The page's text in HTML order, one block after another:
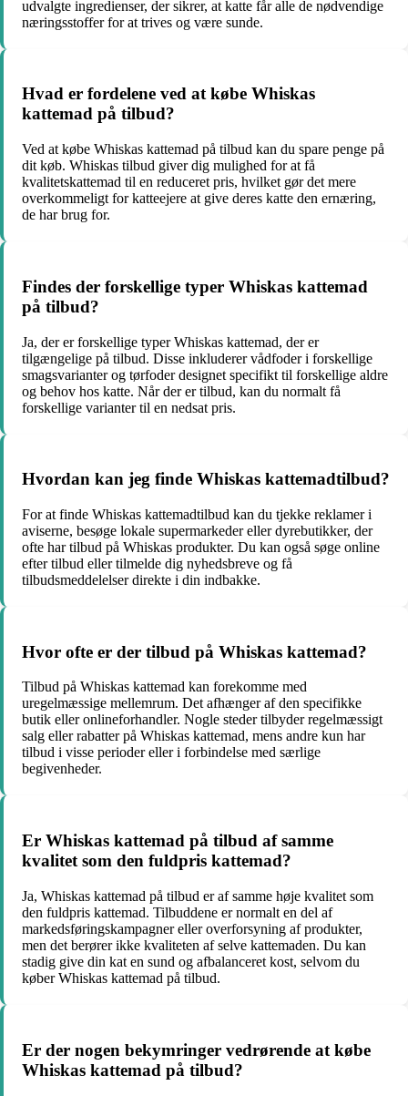
udvalgte ingredienser, der sikrer, at katte får alle de nødvendige
næringsstoffer for at trives og være sunde.
Hvad er fordelene ved at købe Whiskas
kattemad på tilbud?
Ved at købe Whiskas kattemad på tilbud kan du spare penge på
dit køb. Whiskas tilbud giver dig mulighed for at få
kvalitetskattemad til en reduceret pris, hvilket gør det mere
overkommeligt for katteejere at give deres katte den ernæring,
de har brug for.
Findes der forskellige typer Whiskas kattemad
på tilbud?
Ja, der er forskellige typer Whiskas kattemad, der er
tilgængelige på tilbud. Disse inkluderer vådfoder i forskellige
smagsvarianter og tørfoder designet specifikt til forskellige aldre
og behov hos katte. Når der er tilbud, kan du normalt få
forskellige varianter til en nedsat pris.
Hvordan kan jeg finde Whiskas kattemadtilbud?
For at finde Whiskas kattemadtilbud kan du tjekke reklamer i
aviserne, besøge lokale supermarkeder eller dyrebutikker, der
ofte har tilbud på Whiskas produkter. Du kan også søge online
efter tilbud eller tilmelde dig nyhedsbreve og få
tilbudsmeddelelser direkte i din indbakke.
Hvor ofte er der tilbud på Whiskas kattemad?
Tilbud på Whiskas kattemad kan forekomme med
uregelmæssige mellemrum. Det afhænger af den specifikke
butik eller onlineforhandler. Nogle steder tilbyder regelmæssigt
salg eller rabatter på Whiskas kattemad, mens andre kun har
tilbud i visse perioder eller i forbindelse med særlige
begivenheder.
Er Whiskas kattemad på tilbud af samme
kvalitet som den fuldpris kattemad?
Ja, Whiskas kattemad på tilbud er af samme høje kvalitet som
den fuldpris kattemad. Tilbuddene er normalt en del af
markedsføringskampagner eller overforsyning af produkter,
men det berører ikke kvaliteten af selve kattemaden. Du kan
stadig give din kat en sund og afbalanceret kost, selvom du
køber Whiskas kattemad på tilbud.
Er der nogen bekymringer vedrørende at købe
Whiskas kattemad på tilbud?